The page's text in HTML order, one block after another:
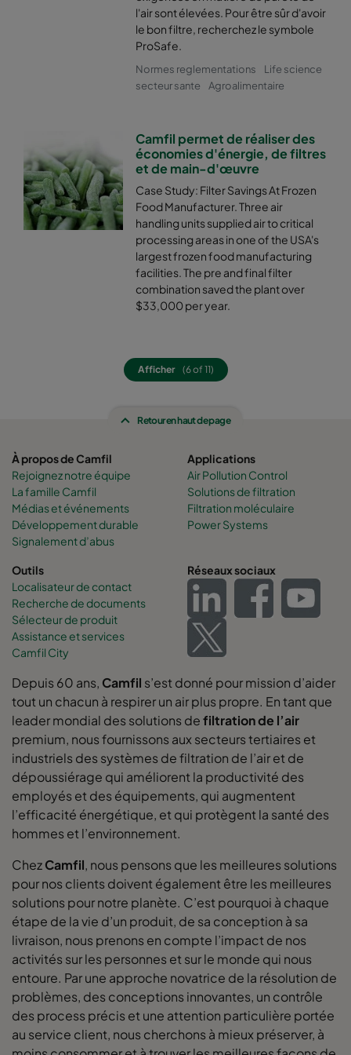
287 287 370
592 892 370
ePM2,5 50% 287 892 370
ePM1 60% 592 592 640
490 592 640
287 592 640
592 287
ePM1 60% 592 520
ePM1 60% 592 490
ePM1 60% 287
ePM1 60% 592 370
ePM1 60% 592
ePM1 60% 287 592 370
ePM1 60% 592 490 370
ePM1 60% 592 287 370
ePM1 60% 592
ePM1 60% 490 592 600
ePM1 60% 287 592 600
ePM1 60% 592 490 600
ePM1 60% 592 287 600
ePM1 60% 592 592 520
l'air sont élevées. Pour être sûr d'avoir
le bon filtre, recherchez le symbole
ProSafe.
Normes reglementations
Life science
secteur sante
Agroalimentaire
Camfil permet de réaliser des
économies d'énergie, de filtres
et de main-d'œuvre
Case Study: Filter Savings At Frozen
Food Manufacturer. Three air
handling units supplied air to critical
processing areas in one of the USA's
largest frozen food manufacturing
facilities. The pre and final filter
combination saved the plant over
$33,000 per year.
Afficher (6 of 11)
Retour en haut de page
À propos de Camfil
Rejoignez notre équipe
La famille Camfil
Médias et événements
Développement durable
Signalement d’abus
Applications
Air Pollution Control
Solutions de filtration
Filtration moléculaire
Power Systems
Outils
Localisateur de contact
Recherche de documents
Sélecteur de produit
Assistance et services
Camfil City
Réseaux sociaux
Depuis 60 ans, Camfil s’est donné pour mission d’aider
tout un chacun à respirer un air plus propre. En tant que
leader mondial des solutions defiltration de l’air
premium, nous fournissons aux secteurs tertiaires et
industriels des systèmes de filtration de l’air et de
dépoussiérage qui améliorent la productivité des
employés et des équipements, qui augmentent
l’efficacité énergétique, et qui protègent la santé des
hommes et l’environnement.
ChezCamfil, nous pensons que les meilleures solutions
pour nos clients doivent également être les meilleures
solutions pour notre planète. C’est pourquoi à chaque
étape de la vie d’un produit, de sa conception à sa
livraison, nous prenons en compte l’impact de nos
activités sur les personnes et sur le monde qui nous
entoure. Par une approche novatrice de la résolution de
problèmes, des conceptions innovantes, un contrôle
des process précis et une attention particulière portée
au service client, nous cherchons à mieux préserver, à